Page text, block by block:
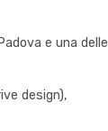
e una delle
design),